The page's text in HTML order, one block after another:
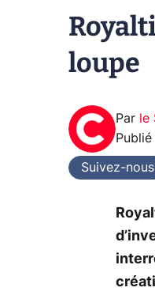
loupe
Par le
Publié
Suivez-nous